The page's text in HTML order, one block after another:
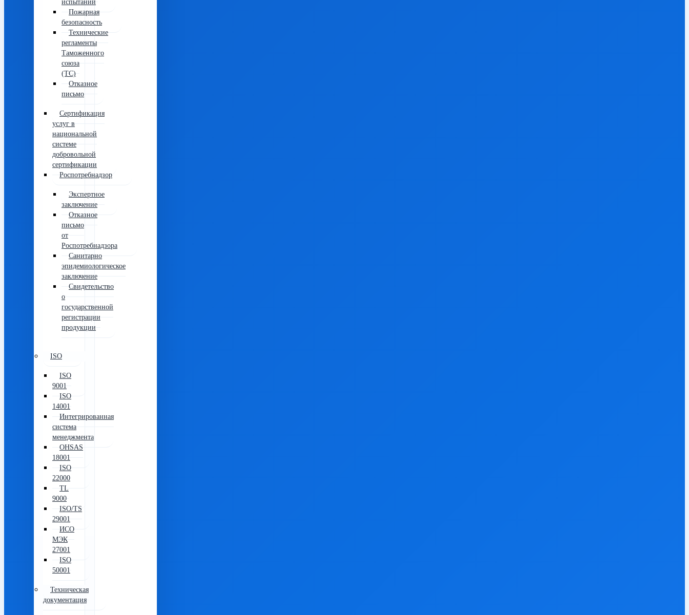
испытаний
Пожарная
безопасность
Технические
регламенты
Таможенного
союза
(ТС)
Отказное
письмо
Сертификация
услуг в
национальной
системе
добровольной
сертификации
Роспотребнадзор
Экспертное
заключение
Отказное
письмо
от
Роспотребнадзора
Санитарно
эпидемиологическое
заключение
Свидетельство
о
государственной
регистрации
продукции
ISO
ISO
9001
ISO
14001
Интегрированная
система
менеджмента
OHSAS
18001
ISO
22000
TL
9000
ISO/TS
29001
ИСО
МЭК
27001
ISO
50001
Техническая
документация